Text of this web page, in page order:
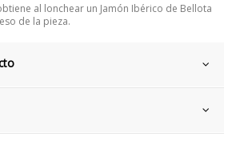
al lonchear un Jamón Ibérico de Bellota
de la pieza.